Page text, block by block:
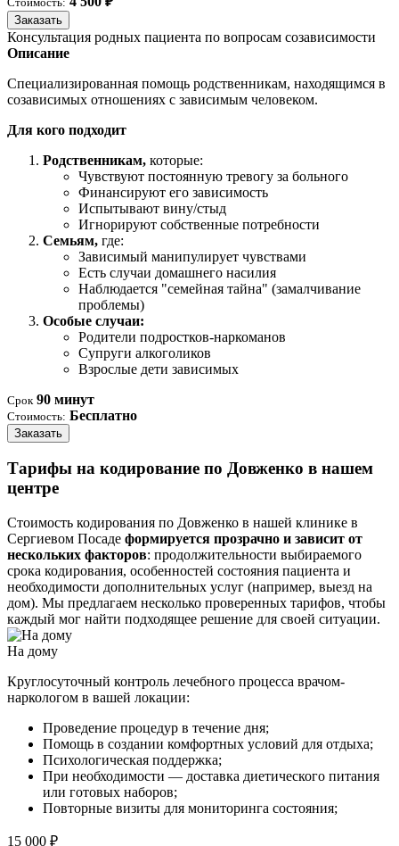
Заказать
Консультация родных пациента по вопросам созависимости
Описание
Специализированная помощь родственникам, находящимся в
созависимых отношениях с зависимым человеком.
Для кого подходит
Родственникам, которые:
Чувствуют постоянную тревогу за больного
Финансируют его зависимость
Испытывают вину/стыд
Игнорируют собственные потребности
Семьям, где:
Зависимый манипулирует чувствами
Есть случаи домашнего насилия
Наблюдается "семейная тайна" (замалчивание
проблемы)
Особые случаи:
Родители подростков-наркоманов
Супруги алкоголиков
Взрослые дети зависимых
Срок 90 минут
Стоимость: Бесплатно
Заказать
Тарифы на кодирование по Довженко в нашем
центре
Стоимость кодирования по Довженко в нашей клинике в
Сергиевом Посаде формируется прозрачно и зависит от
нескольких факторов: продолжительности выбираемого
срока кодирования, особенностей состояния пациента и
необходимости дополнительных услуг (например, выезд на
дом). Мы предлагаем несколько проверенных тарифов, чтобы
каждый мог найти подходящее решение для своей ситуации.
На дому
Круглосуточный контроль лечебного процесса врачом-
наркологом в вашей локации:
Проведение процедур в течение дня;
Помощь в создании комфортных условий для отдыха;
Психологическая поддержка;
При необходимости — доставка диетического питания
или готовых наборов;
Повторные визиты для мониторинга состояния;
15 000 ₽